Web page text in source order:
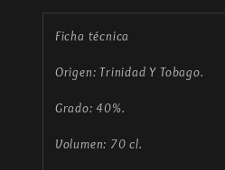
Ficha técnica
Origen: Trinidad Y Tobago.
Grado: 40%.
Volumen: 70 cl.